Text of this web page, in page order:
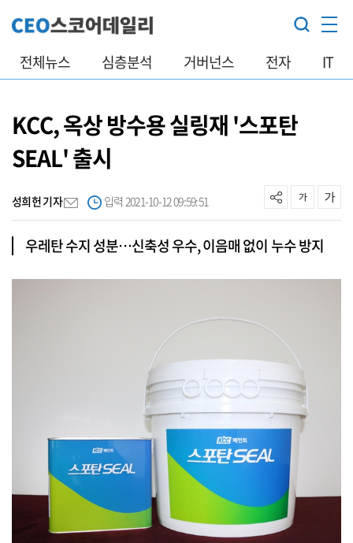
전체뉴스 심층분석 거버넌스 전자 IT
KCC, 옥상 방수용 실링재 '스포탄
SEAL' 출시
성희헌 기자 입력 2021-10-12 09:59:51
우레탄 수지 성분…신축성 우수, 이음매 없이 누수 방지